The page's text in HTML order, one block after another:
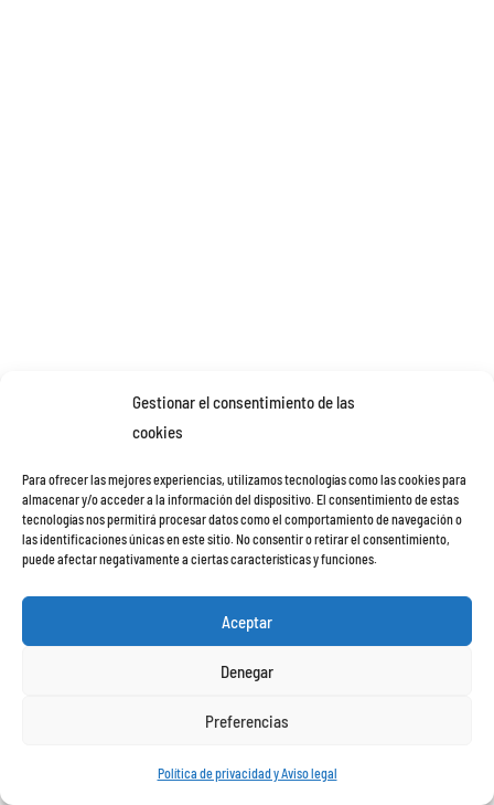
Gestionar el consentimiento de las
cookies
Para ofrecer las mejores experiencias, utilizamos tecnologías como las cookies para
almacenar y/o acceder a la información del dispositivo. El consentimiento de estas
tecnologías nos permitirá procesar datos como el comportamiento de navegación o
las identificaciones únicas en este sitio. No consentir o retirar el consentimiento,
puede afectar negativamente a ciertas características y funciones.
Aceptar
Denegar
Preferencias
Política de privacidad y Aviso legal